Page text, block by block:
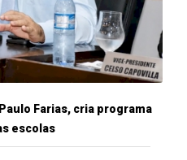
Farias, cria programa
escolas